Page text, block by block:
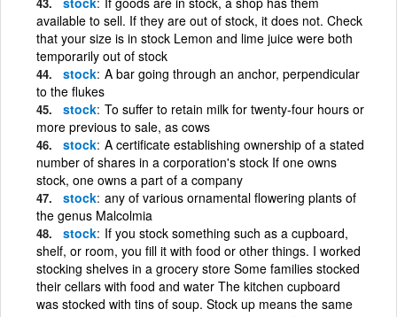
available to sell. If they are out of stock, it does not. Check
that your size is in stock Lemon and lime juice were both
temporarily out of stock
stock A bar going through an anchor, perpendicular
to the flukes
stock To suffer to retain milk for twenty-four hours or
more previous to sale, as cows
stock A certificate establishing ownership of a stated
number of shares in a corporation's stock If one owns
stock, one owns a part of a company
stock any of various ornamental flowering plants of
the genus Malcolmia
stock If you stock something such as a cupboard,
shelf, or room, you fill it with food or other things. I worked
stocking shelves in a grocery store Some families stocked
their cellars with food and water The kitchen cupboard
was stocked with tins of soup. Stock up means the same